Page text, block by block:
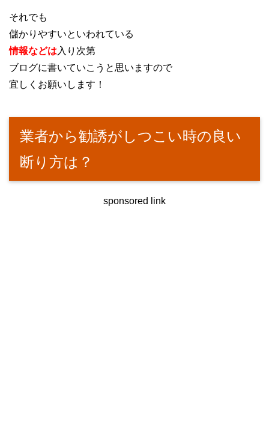
それでも
儲かりやすいといわれている
情報などは 入り次第
ブログに書いていこうと思いますので
宜しくお願いします！
業者から勧誘がしつこい時の良い
断り方は？
sponsored link